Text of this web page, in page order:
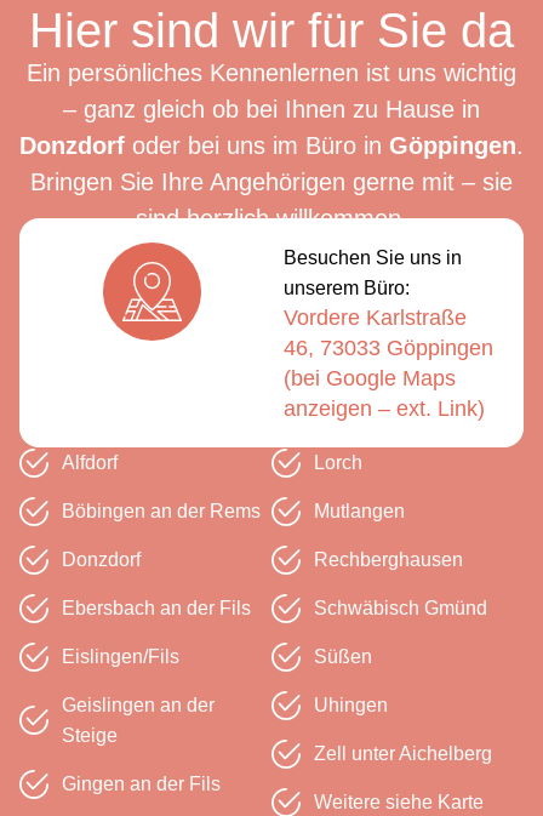
Hier sind wir für Sie da
Ein persönliches Kennenlernen ist uns wichtig
– ganz gleich ob bei Ihnen zu Hause in
Donzdorf oder bei uns im Büro in Göppingen.
Bringen Sie Ihre Angehörigen gerne mit – sie
sind herzlich willkommen.
Besuchen Sie uns in
unserem Büro:
Vordere Karlstraße
46, 73033 Göppingen
(bei Google Maps
anzeigen – ext. Link)
Alfdorf
Böbingen an der Rems
Donzdorf
Ebersbach an der Fils
Eislingen/Fils
Geislingen an der
Steige
Gingen an der Fils
Lorch
Mutlangen
Rechberg­hausen
Schwäbisch Gmünd
Süßen
Uhingen
Zell unter Aichelberg
Weitere siehe Karte